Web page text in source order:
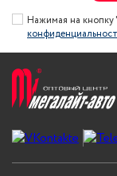
Нажимая на кнопку